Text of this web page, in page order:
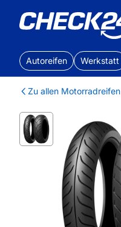
Autoreifen Werkstatt
Zu allen Motorradreifen